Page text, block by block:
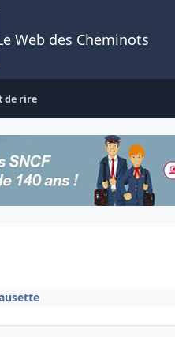
Web des Cheminots
de rire